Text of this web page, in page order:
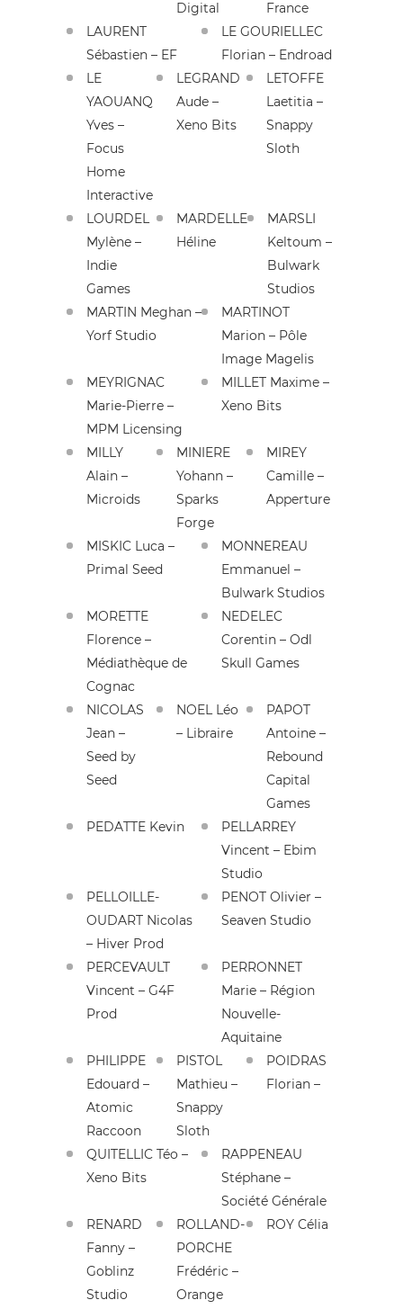
Digital
France
LAURENT
Sébastien – EF
LE GOURIELLEC
Florian – Endroad
LE
YAOUANQ
Yves –
Focus
Home
Interactive
LEGRAND
Aude –
Xeno Bits
LETOFFE
Laetitia –
Snappy
Sloth
LOURDEL
Mylène –
Indie
Games
MARDELLE
Héline
MARSLI
Keltoum –
Bulwark
Studios
MARTIN Meghan –
Yorf Studio
MARTINOT
Marion – Pôle
Image Magelis
MEYRIGNAC
Marie-Pierre –
MPM Licensing
MILLET Maxime –
Xeno Bits
MILLY
Alain –
Microids
MINIERE
Yohann –
Sparks
Forge
MIREY
Camille –
Apperture
MISKIC Luca –
Primal Seed
MONNEREAU
Emmanuel –
Bulwark Studios
MORETTE
Florence –
Médiathèque de
Cognac
NEDELEC
Corentin – Odl
Skull Games
NICOLAS
Jean –
Seed by
Seed
NOEL Léo
– Libraire
PAPOT
Antoine –
Rebound
Capital
Games
PEDATTE Kevin
PELLARREY
Vincent – Ebim
Studio
PELLOILLE-
OUDART Nicolas
– Hiver Prod
PENOT Olivier –
Seaven Studio
PERCEVAULT
Vincent – G4F
Prod
PERRONNET
Marie – Région
Nouvelle-
Aquitaine
PHILIPPE
Edouard –
Atomic
Raccoon
PISTOL
Mathieu –
Snappy
Sloth
POIDRAS
Florian –
QUITELLIC Téo –
Xeno Bits
RAPPENEAU
Stéphane –
Société Générale
RENARD
Fanny –
Goblinz
Studio
ROLLAND-
PORCHE
Frédéric –
Orange
ROY Célia